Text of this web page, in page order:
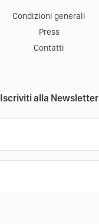
Condizioni generali
Press
Contatti
Iscriviti alla Newsletter